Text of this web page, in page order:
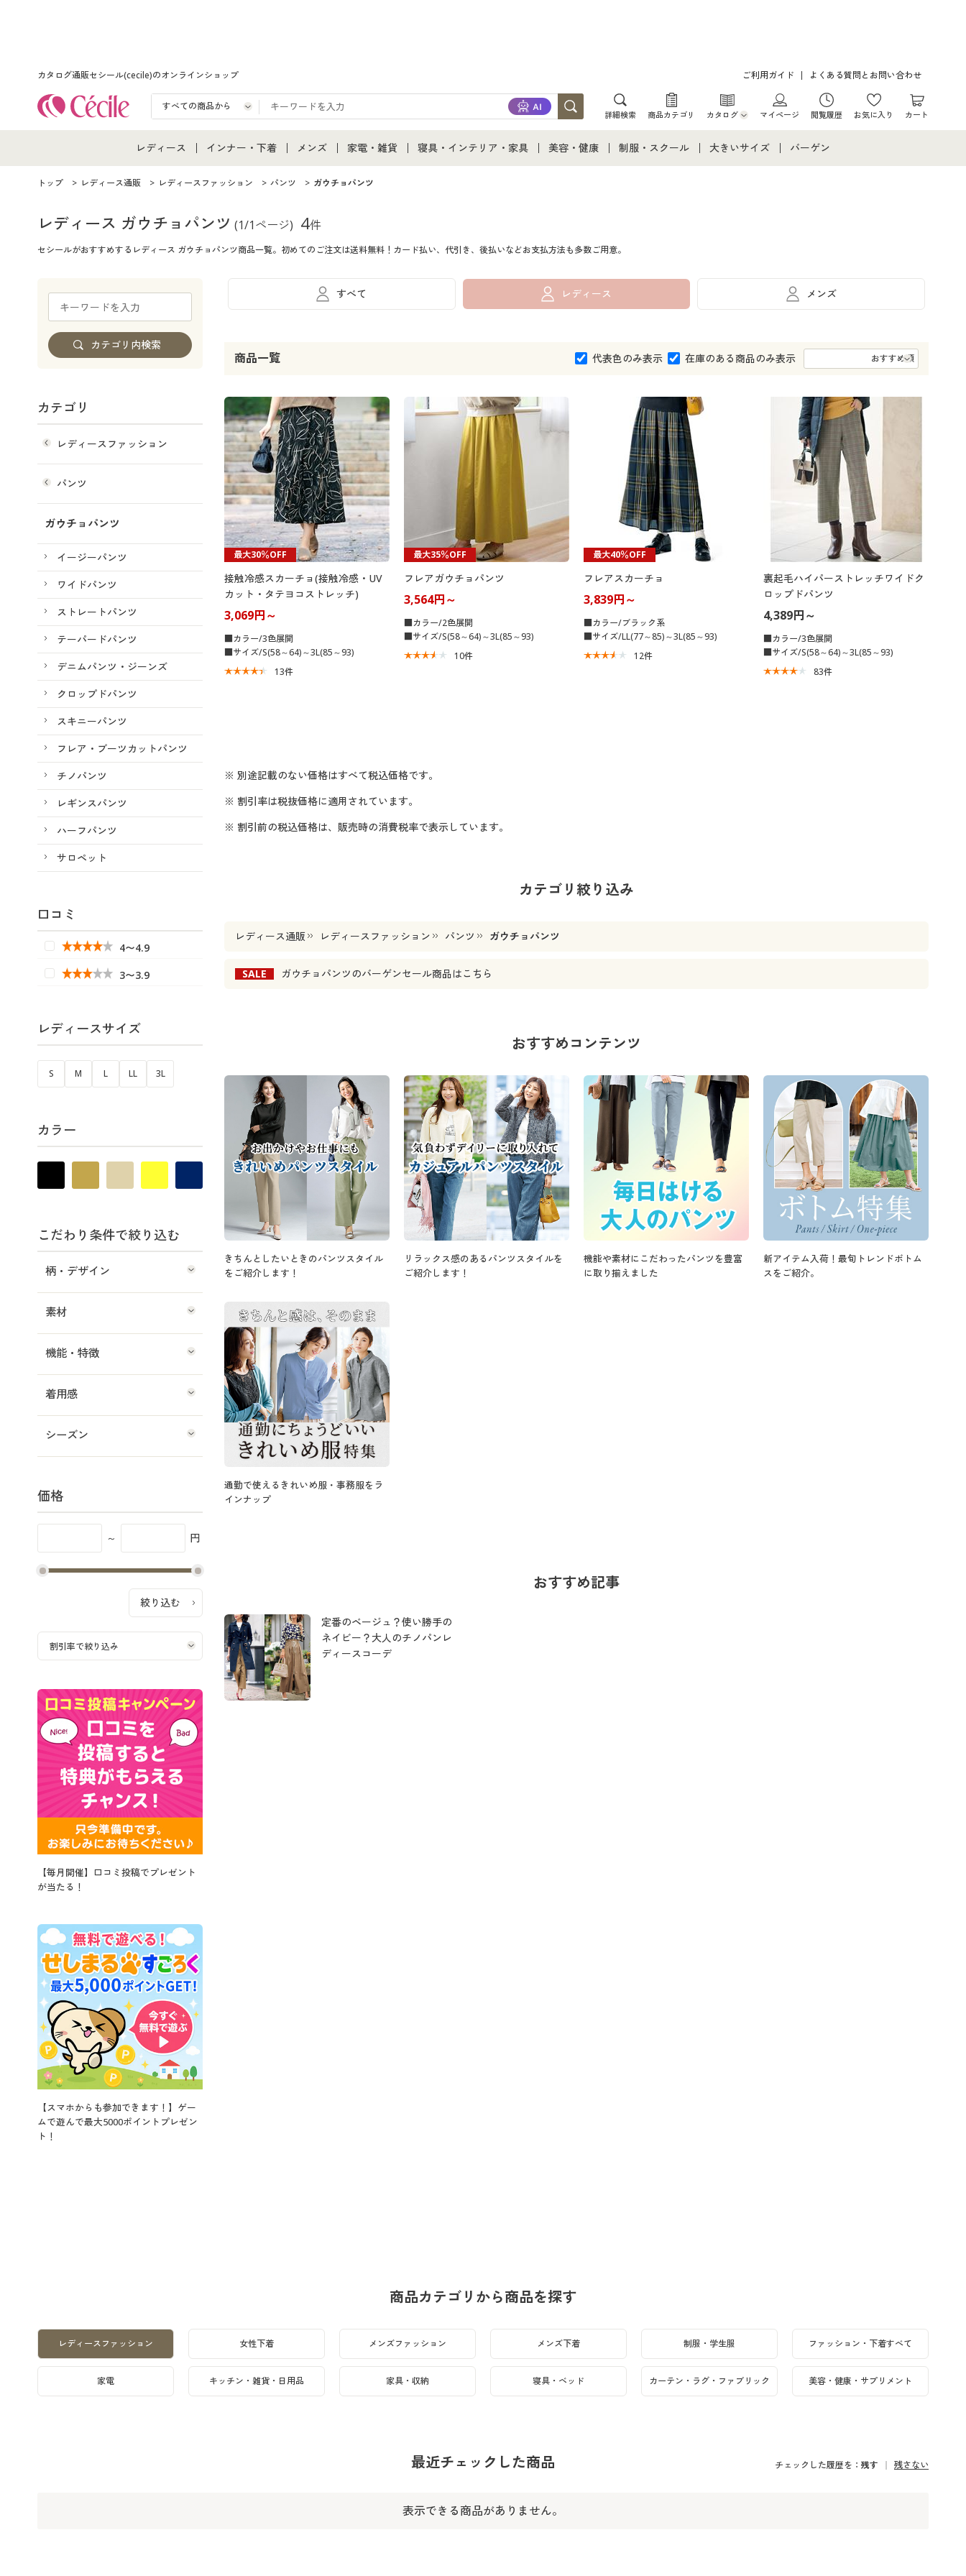
カタログ通販セシール(cecile)のオンラインショップ ご利用ガイド よくある質問とお問い合わせ
詳細検索 商品カテゴリ カタログ
カタログ・チラシからのご注文
マイページ 閲覧履歴 お気に入り カート
レディース
レディース通販すべて
レディースファッション
女性下着
インナー・下着
インナー・下着通販すべて
女性下着
メンズ下着
ジュニア・ティーンズ下着
メンズ
メンズ通販すべて
メンズファッション
メンズ下着
家電・雑貨
家電・雑貨すべて
キッチン・雑貨・日用品
寝具・インテリア・家具
寝具・ベッド
カーテン・ラグ・ファブリック
美容・健康 制服・スクール
ジュニア・ティーンズ下着
大きいサイズ
大きいサイズ メンズ
バーゲン
トップ レディース通販 レディースファッション パンツ ガウチョパンツ
レディース ガウチョパンツ (1/1ページ) 4件
セシールがおすすめするレディース ガウチョパンツ商品一覧。初めてのご注文は送料無料！カード払い、代引き、後払いなどお支払方法も多数ご用意。
すべて レディース メンズ
商品一覧 代表色のみ表示 在庫のある商品のみ表示
最大30％OFF
接触冷感スカーチョ(接触冷感・UV
カット・タテヨコストレッチ)
3,069円～
■カラー/3色展開
■サイズ/S(58～64)～3L(85～93)
13件
最大35％OFF
フレアガウチョパンツ
3,564円～
■カラー/2色展開
■サイズ/S(58～64)～3L(85～93)
10件
最大40％OFF
フレアスカーチョ
3,839円～
■カラー/ブラック系
■サイズ/LL(77～85)～3L(85～93)
12件
裏起毛ハイパーストレッチワイドク
ロップドパンツ
4,389円～
■カラー/3色展開
■サイズ/S(58～64)～3L(85～93)
83件
※ 別途記載のない価格はすべて税込価格です。
※ 割引率は税抜価格に適用されています。
※ 割引前の税込価格は、販売時の消費税率で表示しています。
カテゴリ絞り込み
レディース通販 レディースファッション パンツ ガウチョパンツ
SALE ガウチョパンツのバーゲンセール商品はこちら
おすすめコンテンツ
きちんとしたいときのパンツスタイル
をご紹介します！
リラックス感のあるパンツスタイルを
ご紹介します！
機能や素材にこだわったパンツを豊富
に取り揃えました
新アイテム入荷！最旬トレンドボトム
スをご紹介。
通勤で使えるきれいめ服・事務服をラ
インナップ
おすすめ記事
定番のベージュ？使い勝手の
ネイビー？大人のチノパンレ
ディースコーデ
カテゴリ
レディースファッション
パンツ
ガウチョパンツ
イージーパンツ
ワイドパンツ
ストレートパンツ
テーパードパンツ
デニムパンツ・ジーンズ
クロップドパンツ
スキニーパンツ
フレア・ブーツカットパンツ
チノパンツ
レギンスパンツ
ハーフパンツ
サロペット
口コミ
4〜4.9
3〜3.9
レディースサイズ
S M L LL 3L
カラー
こだわり条件で絞り込む
柄・デザイン
素材
機能・特徴
着用感
シーズン
価格
～ 円
【毎月開催】口コミ投稿でプレゼント
が当たる！
【スマホからも参加できます！】ゲー
ムで遊んで最大5000ポイントプレゼン
ト！
商品カテゴリから商品を探す
レディースファッション 女性下着 メンズファッション メンズ下着 制服・学生服 ファッション・下着すべて
家電 キッチン・雑貨・日用品 家具・収納 寝具・ベッド カーテン・ラグ・ファブリック 美容・健康・サプリメント
最近チェックした商品 チェックした履歴を： 残す 残さない
表示できる商品がありません。